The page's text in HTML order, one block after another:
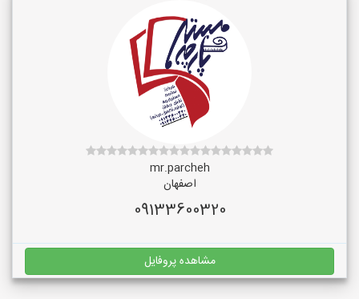
mr.parcheh
اصفهان
09133600320
مشاهده پروفایل